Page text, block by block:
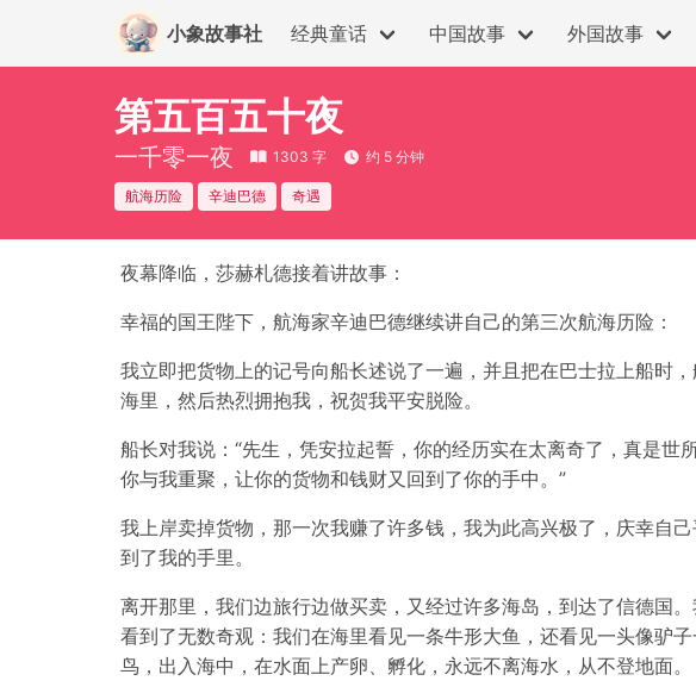
小象故事社 经典童话 中国故事 外国故事
第五百五十夜
一千零一夜 1303 字 约 5 分钟
航海历险 辛迪巴德 奇遇
夜幕降临，莎赫札德接着讲故事：
幸福的国王陛下，航海家辛迪巴德继续讲自己的第三次航海历险：
我立即把货物上的记号向船长述说了一遍，并且把在巴士拉上船时
海里，然后热烈拥抱我，祝贺我平安脱险。
船长对我说：“先生，凭安拉起誓，你的经历实在太离奇了，真是世
你与我重聚，让你的货物和钱财又回到了你的手中。”
我上岸卖掉货物，那一次我赚了许多钱，我为此高兴极了，庆幸自
到了我的手里。
离开那里，我们边旅行边做买卖，又经过许多海岛，到达了信德国
看到了无数奇观：我们在海里看见一条牛形大鱼，还看见一头像驴
鸟，出入海中，在水面上产卵、孵化，永远不离海水，从不登地面。